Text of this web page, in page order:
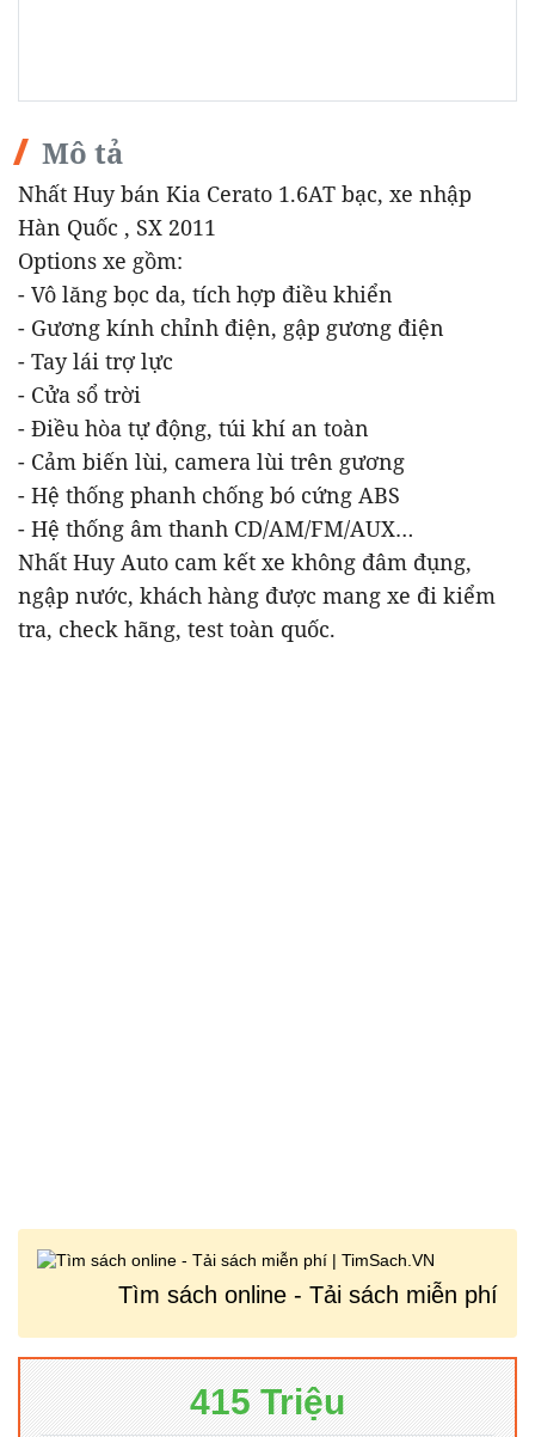
Mô tả
Nhất Huy bán Kia Cerato 1.6AT bạc, xe nhập
Hàn Quốc , SX 2011
Options xe gồm:
- Vô lăng bọc da, tích hợp điều khiển
- Gương kính chỉnh điện, gập gương điện
- Tay lái trợ lực
- Cửa sổ trời
- Điều hòa tự động, túi khí an toàn
- Cảm biến lùi, camera lùi trên gương
- Hệ thống phanh chống bó cứng ABS
- Hệ thống âm thanh CD/AM/FM/AUX…
Nhất Huy Auto cam kết xe không đâm đụng,
ngập nước, khách hàng được mang xe đi kiểm
tra, check hãng, test toàn quốc.
Tìm sách online - Tải sách miễn phí
415 Triệu